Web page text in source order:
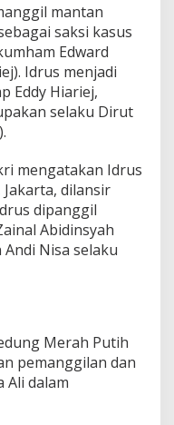
mantan
saksi kasus
Edward
Idrus menjadi
Eddy Hiariej,
selaku Dirut
mengatakan Idrus
dilansir
dipanggil
Abidinsyah
Nisa selaku
Merah Putih
pemanggilan dan
Ali dalam